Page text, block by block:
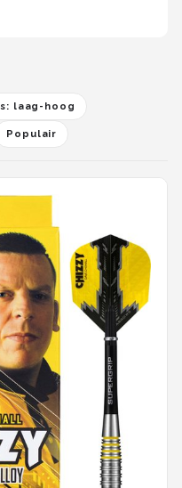
laag-hoog
Populair